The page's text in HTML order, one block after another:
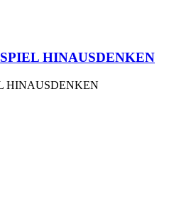
HINAUSDENKEN
HINAUSDENKEN